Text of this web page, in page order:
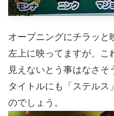
オープニングにチラッと
左上に映ってますが、こ
見えないとう事はなさそ
タイトルにも「ステルス
のでしょう。